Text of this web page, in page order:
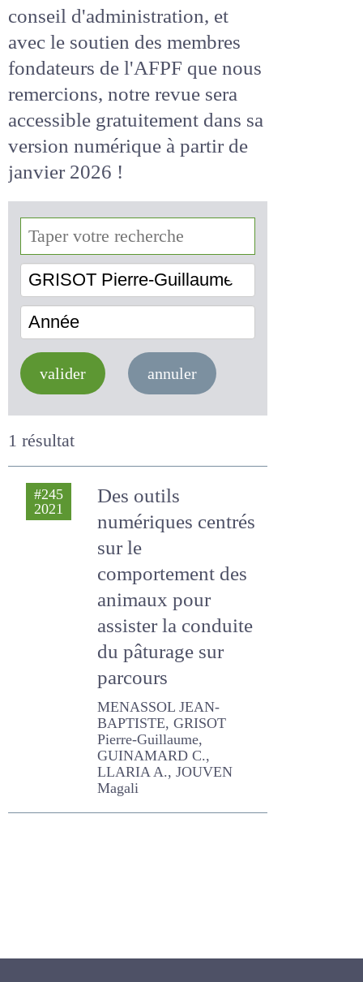
Suite à la décision de notre
conseil d'administration, et
avec le soutien des membres
fondateurs de l'AFPF que nous
remercions, notre revue sera
accessiblegratuitementdans
sa version numérique
de janvier 2026 !
GRISOT Pierre-Guillaume
valider annuler
1 résultat
#245
Des outils
numériques
centrés sur le
comportement
des animaux pour
assister la
conduite du
pâturage sur
parcours
MENASSOL JEAN-
BAPTISTE, GRISOT Pierre-
Guillaume, GUINAMARD C.,